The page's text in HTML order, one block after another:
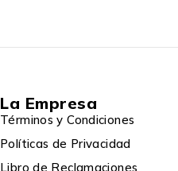
La Empresa
Términos y Condiciones
Políticas de Privacidad
Libro de Reclamaciones